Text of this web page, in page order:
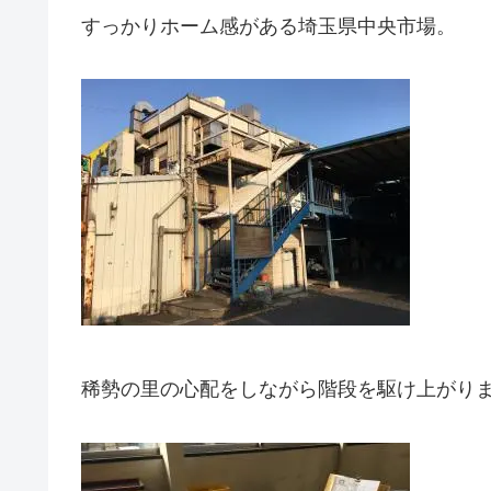
すっかりホーム感がある埼玉県中央市場。
稀勢の里の心配をしながら階段を駆け上がり